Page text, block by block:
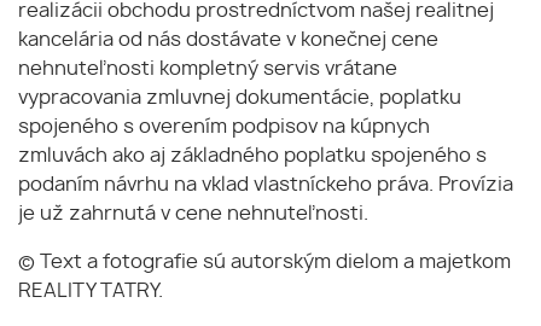
realizácii obchodu prostredníctvom našej realitnej
kancelária od nás dostávate v konečnej cene
nehnuteľnosti kompletný servis vrátane
vypracovania zmluvnej dokumentácie, poplatku
spojeného s overením podpisov na kúpnych
zmluvách ako aj základného poplatku spojeného s
podaním návrhu na vklad vlastníckeho práva. Provízia
je už zahrnutá v cene nehnuteľnosti.
© Text a fotografie sú autorským dielom a majetkom
REALITY TATRY.